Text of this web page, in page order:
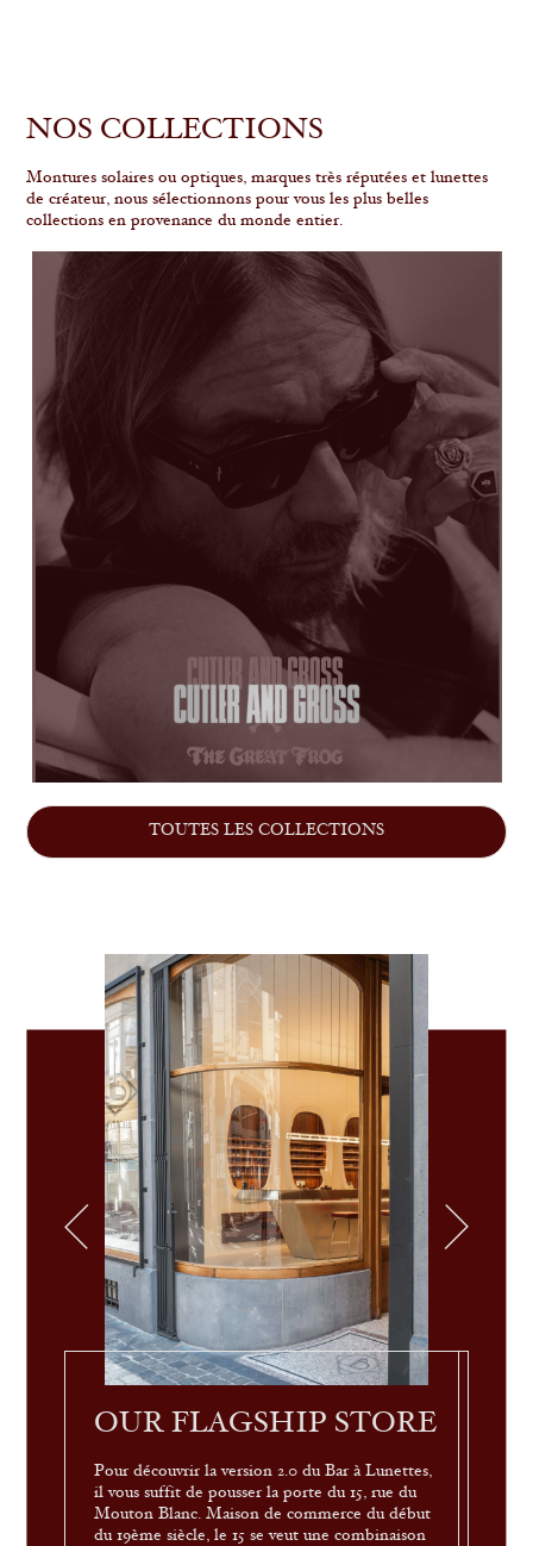
NOS COLLECTIONS
Montures solaires ou optiques, marques très réputées et lunettes
de créateur, nous sélectionnons pour vous les plus belles
collections en provenance du monde entier.
TOUTES LES COLLECTIONS
OUR FLAGSHIP STORE
Pour découvrir la version 2.0 du Bar à Lunettes,
il vous suffit de pousser la porte du 15, rue du
Mouton Blanc. Maison de commerce du début
du 19ème siècle, le 15 se veut une combinaison